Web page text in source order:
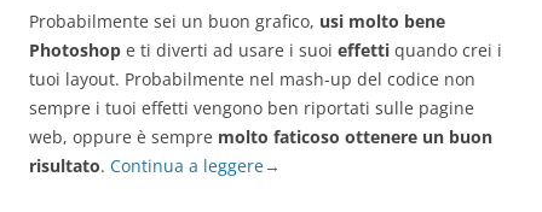
Probabilmente sei un buon grafico, usi molto bene
Photoshop e ti diverti ad usare i suoi effetti quando crei i
tuoi layout. Probabilmente nel mash-up del codice non
sempre i tuoi effetti vengono ben riportati sulle pagine
web, oppure è sempre molto faticoso ottenere un buon
risultato. Continua a leggere→